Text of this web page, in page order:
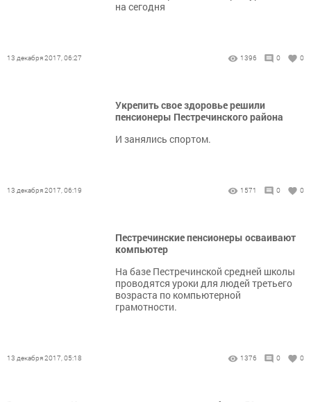
на сегодня
13 декабря 2017, 06:27 1396 0 0
Укрепить свое здоровье решили
пенсионеры Пестречинского района
И занялись спортом.
13 декабря 2017, 06:19 1571 0 0
Пестречинские пенсионеры осваивают
компьютер
На базе Пестречинской средней школы
проводятся уроки для людей третьего
возраста по компьютерной
грамотности.
13 декабря 2017, 05:18 1376 0 0